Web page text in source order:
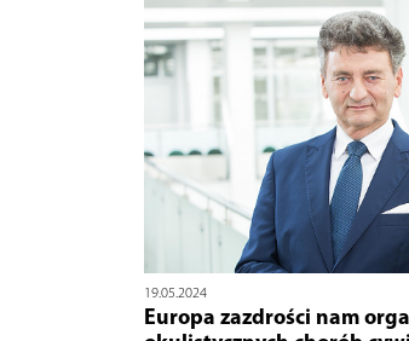
19.05.2024
Europa zazdrości nam